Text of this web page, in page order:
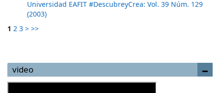
Universidad EAFIT #DescubreyCrea: Vol. 39 Núm. 129
(2003)
1 2 3 > >>
video